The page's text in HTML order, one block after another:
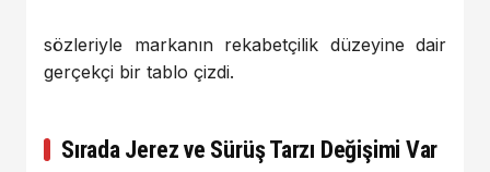
sözleriyle markanın rekabetçilik düzeyine dair
gerçekçi bir tablo çizdi.
Sırada Jerez ve Sürüş Tarzı Değişimi Var